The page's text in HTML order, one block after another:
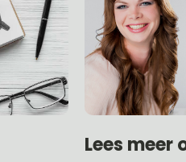
Lees meer